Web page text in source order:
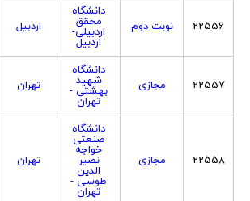
22556 نوبت دوم
دانشگاه
محقق
اردبیلی-
اردبیل
اردبیل
22557 مجازی
دانشگاه
شهید
بهشتی -
تهران
تهران
22558 مجازی
دانشگاه
صنعتی
خواجه
نصیر
الدین
طوسی -
تهران
تهران